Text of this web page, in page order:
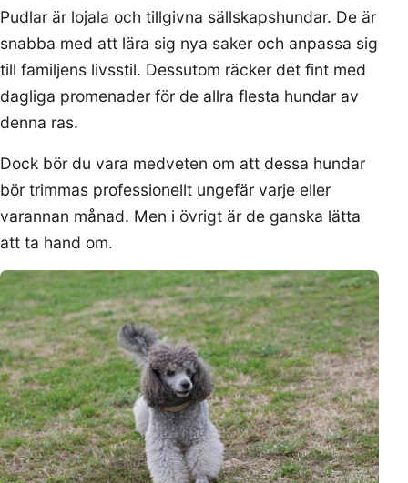
Pudlar är lojala och tillgivna sällskapshundar. De är
snabba med att lära sig nya saker och anpassa sig
till familjens livsstil. Dessutom räcker det fint med
dagliga promenader för de allra flesta hundar av
denna ras.
Dock bör du vara medveten om att dessa hundar
bör trimmas professionellt ungefär varje eller
varannan månad. Men i övrigt är de ganska lätta
att ta hand om.